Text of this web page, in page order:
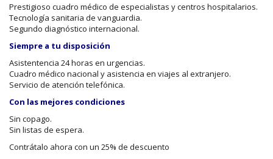
Prestigioso cuadro médico de especialistas y centros hospitalarios.
Tecnología sanitaria de vanguardia.
Segundo diagnóstico internacional.
Siempre a tu disposición
Asistentencia 24 horas en urgencias.
Cuadro médico nacional y asistencia en viajes al extranjero.
Servicio de atención telefónica.
Con las mejores condiciones
Sin copago.
Sin listas de espera.
Contrátalo ahora con un 25% de descuento